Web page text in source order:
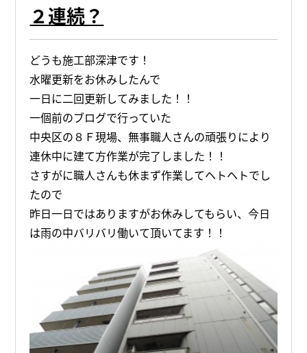
２連続？
どうも施工部深津です！
水曜更新をお休みしたんで
一日に二回更新してみました！！
一個前のブログで行っていた
中央区の８Ｆ現場、無事職人さんの頑張りにより
連休中に建て方作業が完了しました！！
さすがに職人さんも休まず作業してヘトヘトでし
たので
昨日一日ではありますがお休みしてもらい、今日
は雨の中バリバリ働いて頂いてます！！